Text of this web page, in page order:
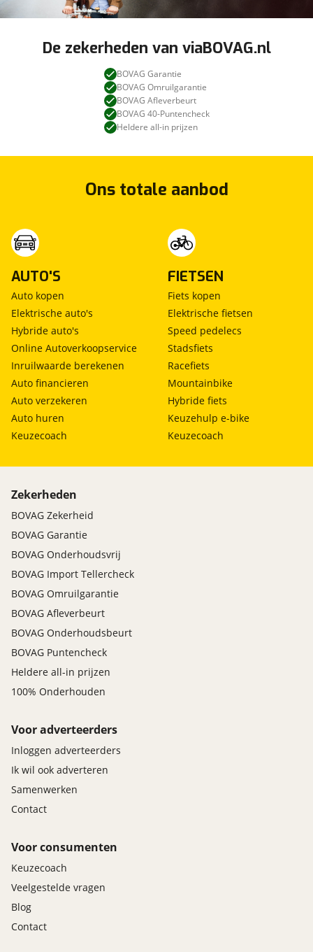
De zekerheden van viaBOVAG.nl
BOVAG Garantie
BOVAG Omruilgarantie
BOVAG Afleverbeurt
BOVAG 40-Puntencheck
Heldere all-in prijzen
Ons totale aanbod
AUTO'S
Auto kopen
Elektrische auto's
Hybride auto's
Online Autoverkoopservice
Inruilwaarde berekenen
Auto financieren
Auto verzekeren
Auto huren
Keuzecoach
FIETSEN
Fiets kopen
Elektrische fietsen
Speed pedelecs
Stadsfiets
Racefiets
Mountainbike
Hybride fiets
Keuzehulp e-bike
Keuzecoach
Zekerheden
BOVAG Zekerheid
BOVAG Garantie
BOVAG Onderhoudsvrij
BOVAG Import Tellercheck
BOVAG Omruilgarantie
BOVAG Afleverbeurt
BOVAG Onderhoudsbeurt
BOVAG Puntencheck
Heldere all-in prijzen
100% Onderhouden
Voor adverteerders
Inloggen adverteerders
Ik wil ook adverteren
Samenwerken
Contact
Voor consumenten
Keuzecoach
Veelgestelde vragen
Blog
Contact